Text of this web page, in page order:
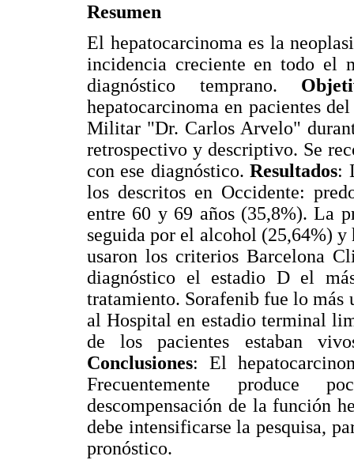
Resumen
El hepatocarcinoma es la
incidencia creciente en todo el
diagnóstico temprano.
hepatocarcinoma en pacientes
Militar "Dr. Carlos Arvelo"
retrospectivo y descriptivo. Se
con ese diagnóstico.Resultados:
los descritos en Occidente:
entre 60 y 69 años (35,8%). La
seguida por el alcohol (25,64%)
usaron los criterios Barcelona
diagnóstico el estadio D el
tratamiento. Sorafenib fue lo más
al Hospital en estadio terminal
de los pacientes estaban
Conclusiones: El
Frecuentemente produce
descompensación de la función
debe intensificarse la pesquisa,
pronóstico.